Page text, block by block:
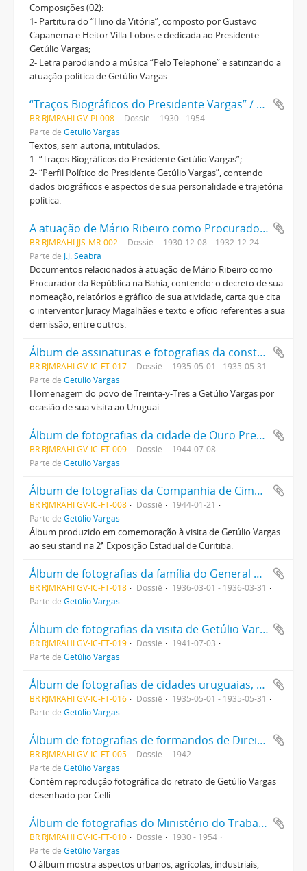
Composições (02):
1- Partitura do “Hino da Vitória”, composto por Gustavo
Capanema e Heitor Villa-Lobos e dedicada ao Presidente
Getúlio Vargas;
2- Letra parodiando a música “Pelo Telephone” e satirizando a
atuação política de Getúlio Vargas.
“Traços Biográficos do Presidente Vargas” / “Perfil Político do Presidente Getúlio Vargas”
BR RJMRAHI GV-PI-008 Dossiê
1930 - 1954
Parte de Getúlio Vargas
Textos, sem autoria, intitulados:
1- “Traços Biográficos do Presidente Getúlio Vargas”;
2- “Perfil Político do Presidente Getúlio Vargas”, contendo
dados biográficos e aspectos de sua personalidade e trajetória
política.
A atuação de Mário Ribeiro como Procurador da República na Bahia
BR RJMRAHI JJS-MR-002 Dossiê
1930-12-08 – 1932-12-24
Parte de J.J. Seabra
Documentos relacionados à atuação de Mário Ribeiro como
Procurador da República na Bahia, contendo: o decreto de sua
nomeação, relatórios e gráfico de sua atividade, carta que cita
o interventor Juracy Magalhães e texto e ofício referentes a sua
demissão, entre outros.
Álbum de assinaturas e fotografias da construção da ferrovia ligando o Rio Grande do Sul a Treinta-y-Tres
BR RJMRAHI GV-IC-FT-017 Dossiê
1935-05-01 - 1935-05-31
Parte de Getúlio Vargas
Homenagem do povo de Treinta-y-Tres a Getúlio Vargas por
ocasião de sua visita ao Uruguai.
Álbum de fotografias da cidade de Ouro Preto oferecido a Getúlio Vargas pela Sociedade dos Amigos de Ouro Preto
BR RJMRAHI GV-IC-FT-009 Dossiê
1944-07-08
Parte de Getúlio Vargas
Álbum de fotografias da Companhia de Cimento Portland do Paraná
BR RJMRAHI GV-IC-FT-008 Dossiê
1944-01-21
Parte de Getúlio Vargas
Álbum produzido em comemoração à visita de Getúlio Vargas
ao seu stand na 2ª Exposição Estadual de Curitiba.
Álbum de fotografias da família do General Antonio de Souza Neto, combatente da Guerra dos Farrapos, oferecido por sua filha a Getúlio Vargas em carta anexa
BR RJMRAHI GV-IC-FT-018 Dossiê
1936-03-01 - 1936-03-31
Parte de Getúlio Vargas
Álbum de fotografias da visita de Getúlio Vargas ao Paraguai
BR RJMRAHI GV-IC-FT-019 Dossiê
1941-07-03
Parte de Getúlio Vargas
Álbum de fotografias de cidades uruguaias, homenagem do povo do Departamento de Maldonado a Getúlio Vargas por ocasião de sua visita ao Uruguai
BR RJMRAHI GV-IC-FT-016 Dossiê
1935-05-01 - 1935-05-31
Parte de Getúlio Vargas
Álbum de fotografias de formandos de Direito da Universidade do Brasil
BR RJMRAHI GV-IC-FT-005 Dossiê
1942
Parte de Getúlio Vargas
Contém reprodução fotográfica do retrato de Getúlio Vargas
desenhado por Celli.
Álbum de fotografias do Ministério do Trabalho, Industria e Comércio oferecido a Getúlio Vargas
BR RJMRAHI GV-IC-FT-010 Dossiê
1930 - 1954
Parte de Getúlio Vargas
O álbum mostra aspectos urbanos, agrícolas, industriais,